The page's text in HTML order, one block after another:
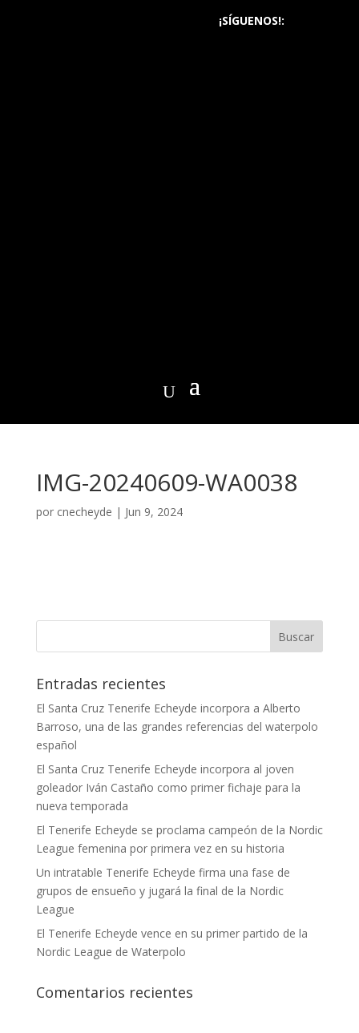
¡SÍGUENOS!:
IMG-20240609-WA0038
por cnecheyde | Jun 9, 2024
Entradas recientes
El Santa Cruz Tenerife Echeyde incorpora a Alberto
Barroso, una de las grandes referencias del waterpolo
español
El Santa Cruz Tenerife Echeyde incorpora al joven
goleador Iván Castaño como primer fichaje para la
nueva temporada
El Tenerife Echeyde se proclama campeón de la Nordic
League femenina por primera vez en su historia
Un intratable Tenerife Echeyde firma una fase de
grupos de ensueño y jugará la final de la Nordic
League
El Tenerife Echeyde vence en su primer partido de la
Nordic League de Waterpolo
Comentarios recientes